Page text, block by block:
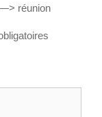
réunion